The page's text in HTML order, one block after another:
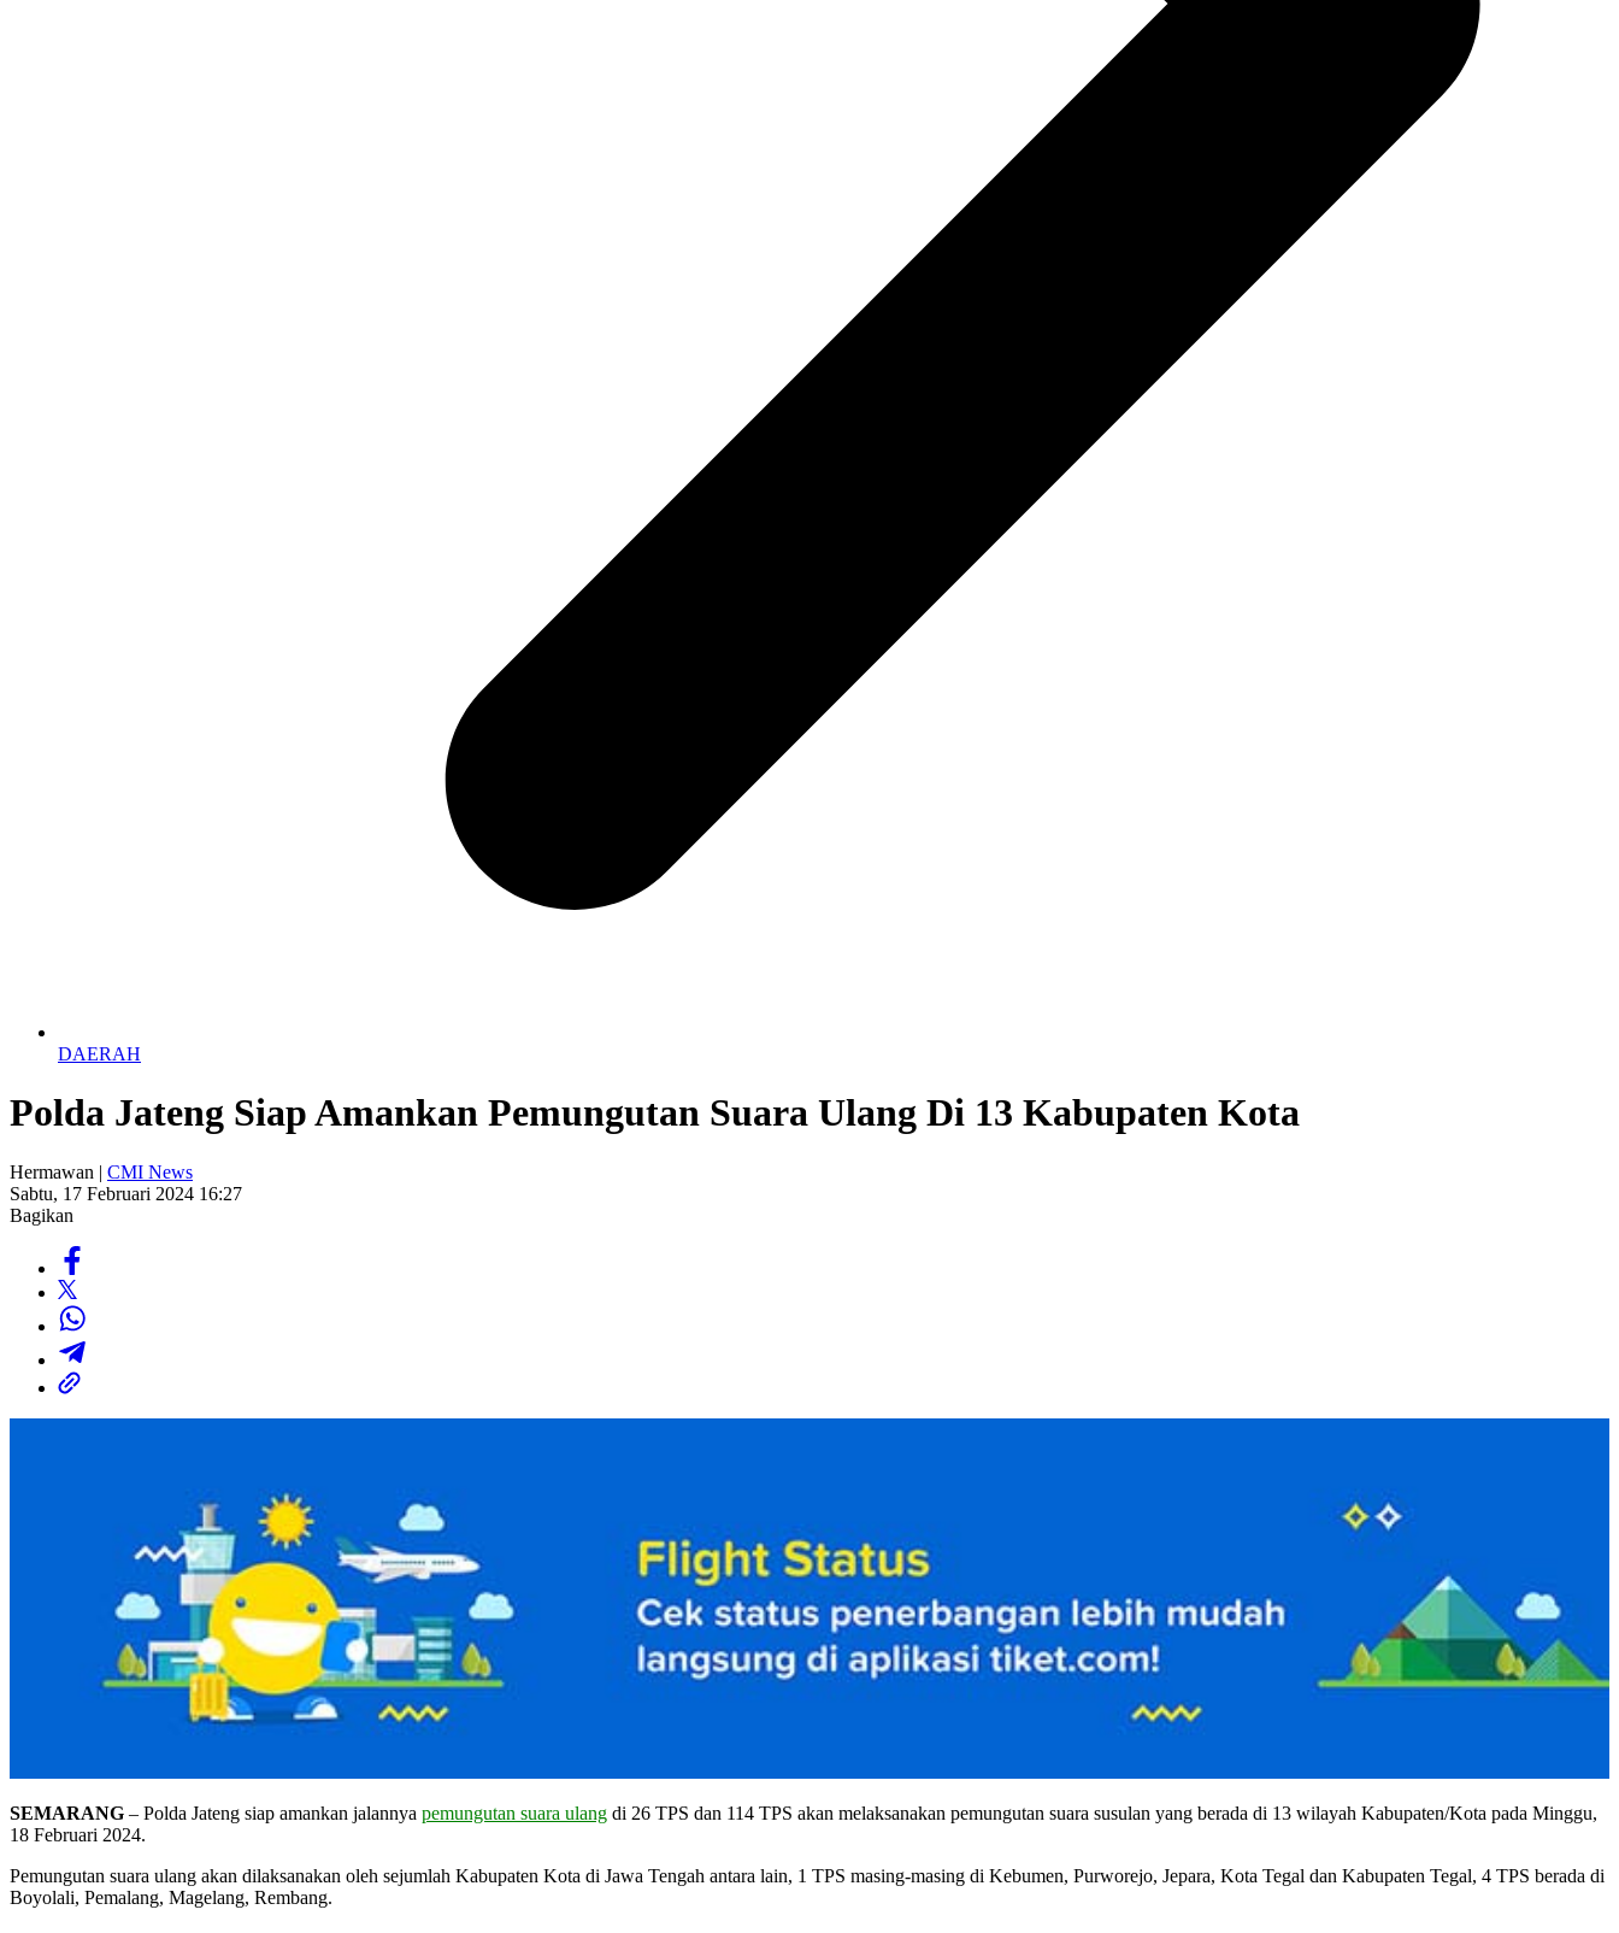
DAERAH
Polda Jateng Siap Amankan Pemungutan Suara Ulang Di 13 Kabupaten Kota
Hermawan | CMI News
Sabtu, 17 Februari 2024 16:27
Bagikan
SEMARANG – Polda Jateng siap amankan jalannya pemungutan suara ulang di 26 TPS dan 114 TPS akan melaksanakan pemungutan suara susulan yang berada di 13 wilayah Kabupaten/Kota pada Minggu,
18 Februari 2024.
Pemungutan suara ulang akan dilaksanakan oleh sejumlah Kabupaten Kota di Jawa Tengah antara lain, 1 TPS masing-masing di Kebumen, Purworejo, Jepara, Kota Tegal dan Kabupaten Tegal, 4 TPS berada di
Boyolali, Pemalang, Magelang, Rembang.